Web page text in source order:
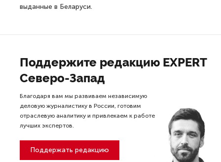
выданные в Беларуси.
Поддержите редакцию EXPERT
Северо-Запад
Благодаря вам мы развиваем независимую
деловую журналистику в России, готовим
отраслевую аналитику и привлекаем к работе
лучших экспертов.
Поддержать редакцию